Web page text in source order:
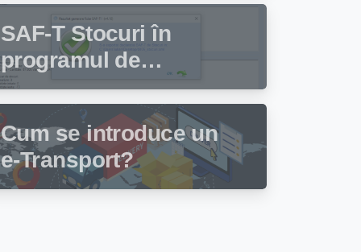
depună această
declarație?
SAF-T Stocuri în
programul de
facturare și gestiune
stocuri Facturis
Cum se introduce un
e-Transport?